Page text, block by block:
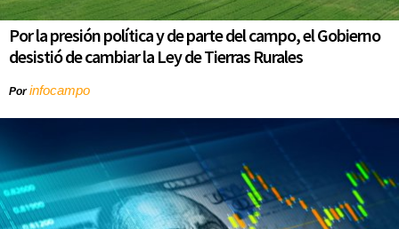
Por la presión política y de parte del campo, el Gobierno
desistió de cambiar la Ley de Tierras Rurales
Porinfocampo